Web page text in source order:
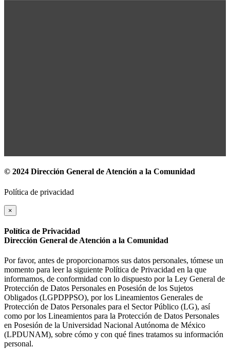
© 2024 Dirección General de Atención a la Comunidad
Política de privacidad
×
Política de Privacidad
Dirección General de Atención a la Comunidad
Por favor, antes de proporcionarnos sus datos personales, tómese un
momento para leer la siguiente Política de Privacidad en la que
informamos, de conformidad con lo dispuesto por la Ley General de
Protección de Datos Personales en Posesión de los Sujetos
Obligados (LGPDPPSO), por los Lineamientos Generales de
Protección de Datos Personales para el Sector Público (LG), así
como por los Lineamientos para la Protección de Datos Personales
en Posesión de la Universidad Nacional Autónoma de México
(LPDUNAM), sobre cómo y con qué fines tratamos su información
personal.